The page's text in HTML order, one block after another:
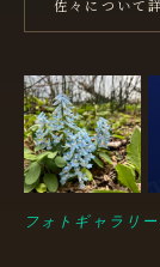
佐々について
フォトギャラリ